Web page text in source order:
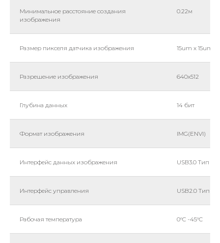
Минимальное расстояние создания
изображения
0.22м
Размер пикселя датчика изображения 15um x 15um
Разрешение изображения 640х512
Глубина данных 14 бит
Формат изображения IMG(ENVl)
Интерфейс данных изображения USB3.0 Тип B
Интерфейс управления USB2.0 Тип B
Рабочая температура 0°C -45°C